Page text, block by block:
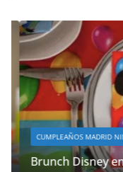
CUMPLEAÑOS MADRID
Brunch Disney